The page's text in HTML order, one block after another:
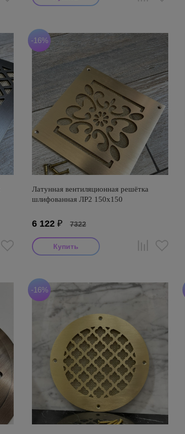
-16%
Латунная вентиляционная решётка
шлифованная ЛР2 150х150
6 122 ₽ 7322
-16%